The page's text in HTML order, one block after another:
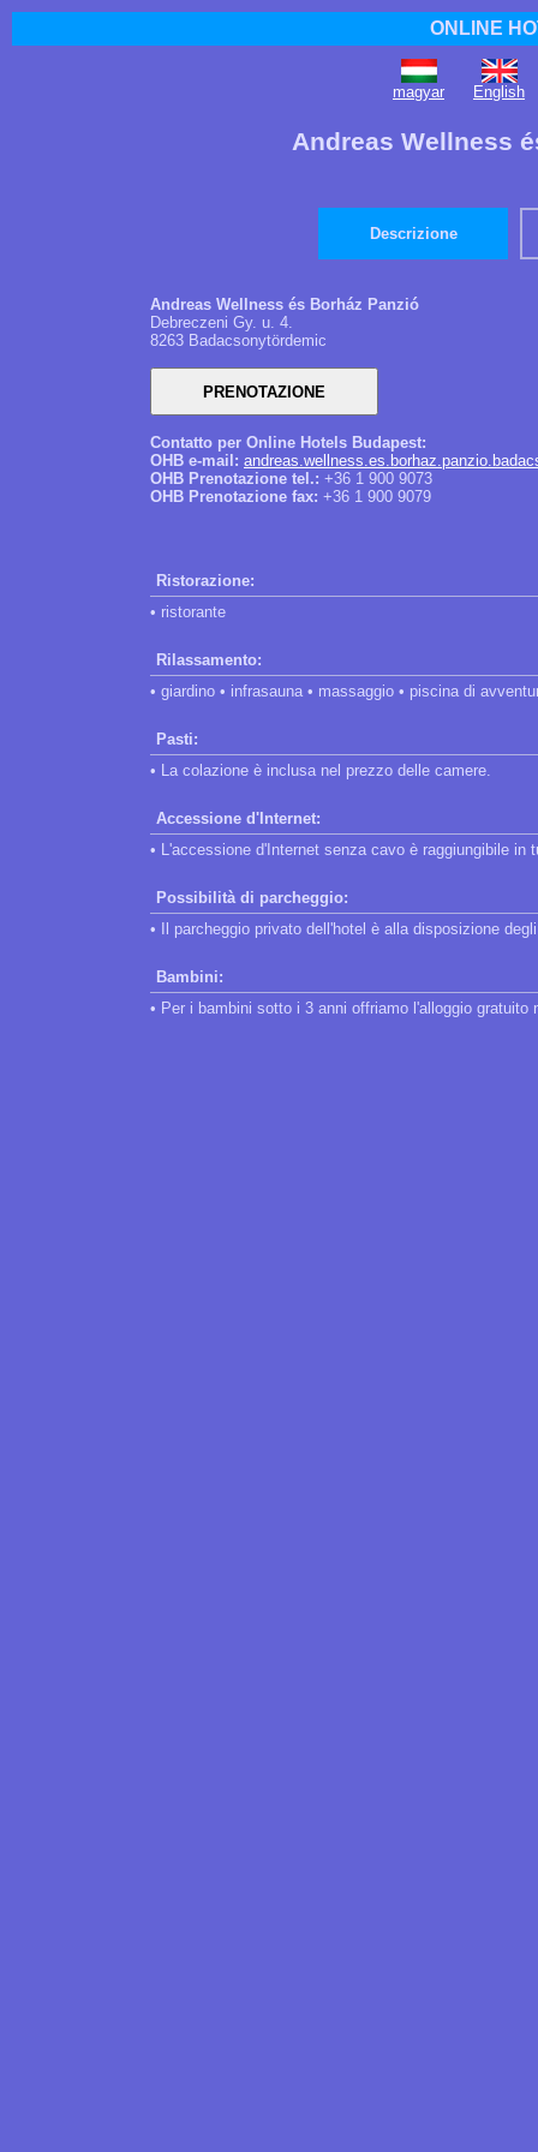
ONLINE
magyar English
Andreas Wellness
Descrizione
Andreas Wellness és Borház Panzió
Debreczeni Gy. u. 4.
8263 Badacsonytördemic
Contatto per Online Hotels Budapest:
OHB e-mail:
OHB Prenotazione tel.: +36 1 900 9073
OHB Prenotazione fax: +36 1 900 9079
Ristorazione:
• ristorante
Rilassamento:
• giardino • infrasauna • massaggio • piscina di
Pasti:
• La colazione è inclusa nel prezzo delle camere.
Accessione d'Internet:
• L'accessione d'Internet senza cavo è raggiungibile in
Possibilità di parcheggio:
• Il parcheggio privato dell'hotel è alla disposizione
Bambini:
• Per i bambini sotto i 3 anni offriamo l'alloggio